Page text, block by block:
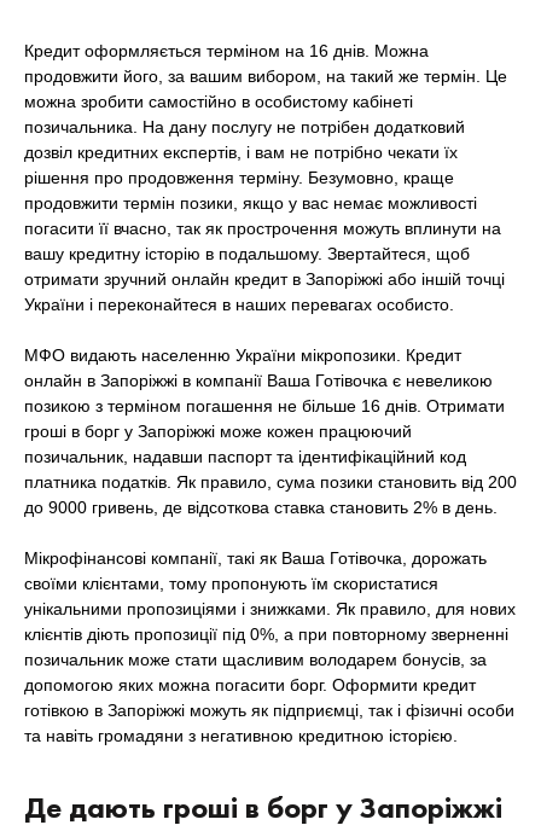
Кредит оформляється терміном на 16 днів. Можна
продовжити його, за вашим вибором, на такий же термін. Це
можна зробити самостійно в особистому кабінеті
позичальника. На дану послугу не потрібен додатковий
дозвіл кредитних експертів, і вам не потрібно чекати їх
рішення про продовження терміну. Безумовно, краще
продовжити термін позики, якщо у вас немає можливості
погасити її вчасно, так як прострочення можуть вплинути на
вашу кредитну історію в подальшому. Звертайтеся, щоб
отримати зручний онлайн кредит в Запоріжжі або іншій точці
України і переконайтеся в наших перевагах особисто.
МФО видають населенню України мікропозики. Кредит
онлайн в Запоріжжі в компанії Ваша Готівочка є невеликою
позикою з терміном погашення не більше 16 днів. Отримати
гроші в борг у Запоріжжі може кожен працюючий
позичальник, надавши паспорт та ідентифікаційний код
платника податків. Як правило, сума позики становить від 200
до 9000 гривень, де відсоткова ставка становить 2% в день.
Мікрофінансові компанії, такі як Ваша Готівочка, дорожать
своїми клієнтами, тому пропонують їм скористатися
унікальними пропозиціями і знижками. Як правило, для нових
клієнтів діють пропозиції під 0%, а при повторному зверненні
позичальник може стати щасливим володарем бонусів, за
допомогою яких можна погасити борг. Оформити кредит
готівкою в Запоріжжі можуть як підприємці, так і фізичні особи
та навіть громадяни з негативною кредитною історією.
Де дають гроші в борг у Запоріжжі